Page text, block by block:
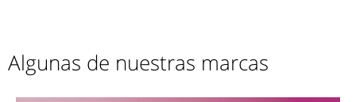
Algunas de nuestras marcas